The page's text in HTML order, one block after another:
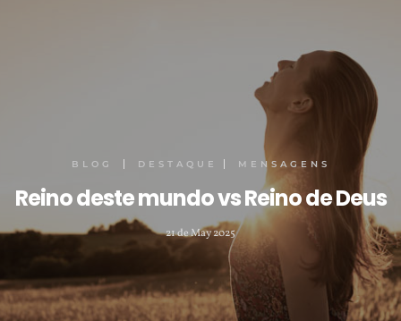
BLOG DESTAQUE MENSAGENS
Reino deste mundo vs Reino de Deus
21 de May 2025